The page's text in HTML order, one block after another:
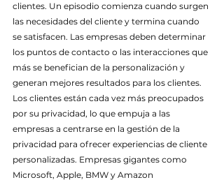
clientes. Un episodio comienza cuando surgen
las necesidades del cliente y termina cuando
se satisfacen. Las empresas deben determinar
los puntos de contacto o las interacciones que
más se benefician de la personalización y
generan mejores resultados para los clientes.
Los clientes están cada vez más preocupados
por su privacidad, lo que empuja a las
empresas a centrarse en la gestión de la
privacidad para ofrecer experiencias de cliente
personalizadas. Empresas gigantes como
Microsoft, Apple, BMW y Amazon